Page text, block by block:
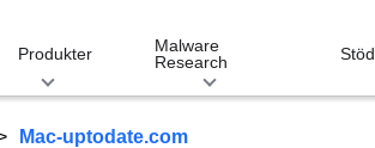
Produkter
Malware
Research
Stöd
Mac-uptodate.com